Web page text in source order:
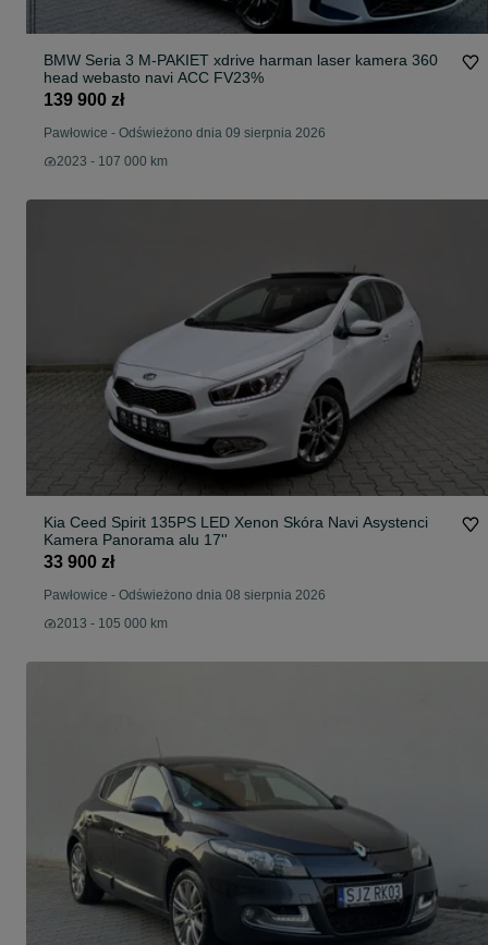
BMW Seria 3 M-PAKIET xdrive harman laser kamera 360
head webasto navi ACC FV23%
139 900 zł
Pawłowice - Odświeżono dnia 09 sierpnia 2026
2023 - 107 000 km
Kia Ceed Spirit 135PS LED Xenon Skóra Navi Asystenci
Kamera Panorama alu 17''
33 900 zł
Pawłowice - Odświeżono dnia 08 sierpnia 2026
2013 - 105 000 km